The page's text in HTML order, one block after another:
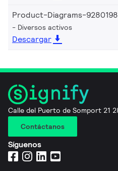
Product-Diagrams-
Diversos activos
Descargar
Calle del Puerto de Somport 21
Contáctanos
Síguenos